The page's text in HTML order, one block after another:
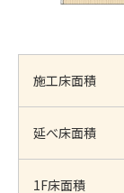
施工床面積
延べ床面積
1F床面積